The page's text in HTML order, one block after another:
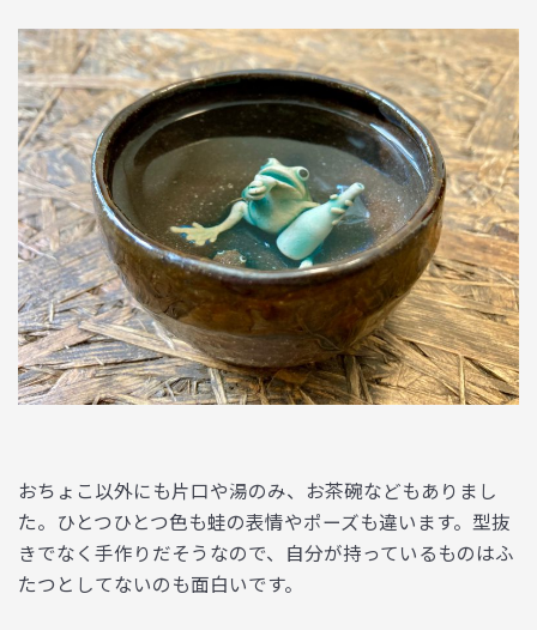
おちょこ以外にも片口や湯のみ、お茶碗などもありまし
た。ひとつひとつ色も蛙の表情やポーズも違います。型抜
きでなく手作りだそうなので、自分が持っているものはふ
たつとしてないのも面白いです。